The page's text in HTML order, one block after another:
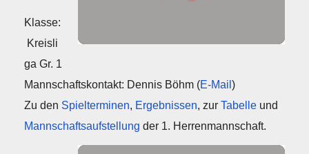
Klasse:
Kreisli
ga Gr. 1
Mannschaftskontakt: Dennis Böhm (E-Mail )
Zu den Spielterminen, Ergebnissen, zur Tabelle und
Mannschaftsaufstellung der 1. Herrenmannschaft.